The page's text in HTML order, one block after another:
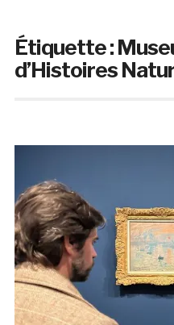
Étiquette :
d’Histoires